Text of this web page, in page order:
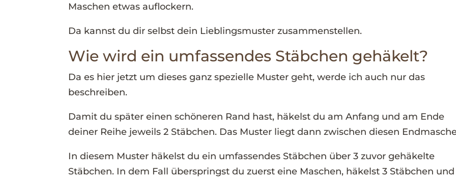
Maschen etwas auflockern.
Da kannst du dir selbst dein Lieblingsmuster zusammenstellen.
Wie wird ein umfassendes Stäbchen gehäkelt?
Da es hier jetzt um dieses ganz spezielle Muster geht, werde ich auch nur das
beschreiben.
Damit du später einen schöneren Rand hast, häkelst du am Anfang und am Ende
deiner Reihe jeweils 2 Stäbchen. Das Muster liegt dann zwischen diesen
In diesem Muster häkelst du ein umfassendes Stäbchen über 3 zuvor gehäkelte
Stäbchen. In dem Fall überspringst du zuerst eine Maschen, häkelst 3 Stäbchen und